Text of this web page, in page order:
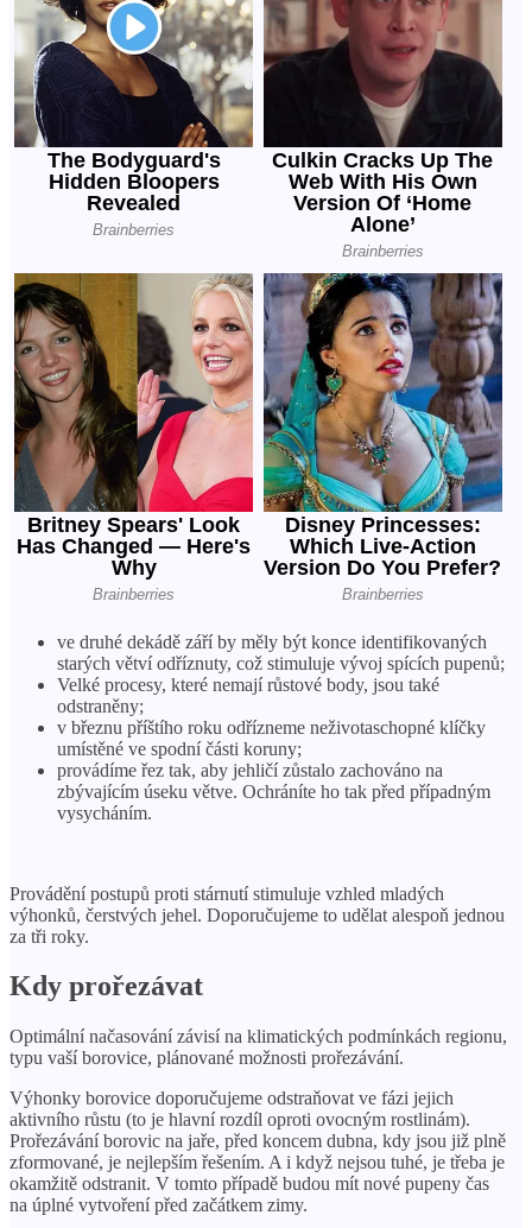
ve druhé dekádě září by měly být konce identifikovaných
starých větví odříznuty, což stimuluje vývoj spících pupenů;
Velké procesy, které nemají růstové body, jsou také
odstraněny;
v březnu příštího roku odřízneme neživotaschopné klíčky
umístěné ve spodní části koruny;
provádíme řez tak, aby jehličí zůstalo zachováno na
zbývajícím úseku větve. Ochráníte ho tak před případným
vysycháním.
Provádění postupů proti stárnutí stimuluje vzhled mladých
výhonků, čerstvých jehel. Doporučujeme to udělat alespoň jednou
za tři roky.
Kdy prořezávat
Optimální načasování závisí na klimatických podmínkách regionu,
typu vaší borovice, plánované možnosti prořezávání.
Výhonky borovice doporučujeme odstraňovat ve fázi jejich
aktivního růstu (to je hlavní rozdíl oproti ovocným rostlinám).
Prořezávání borovic na jaře, před koncem dubna, kdy jsou již plně
zformované, je nejlepším řešením. A i když nejsou tuhé, je třeba je
okamžitě odstranit. V tomto případě budou mít nové pupeny čas
na úplné vytvoření před začátkem zimy.